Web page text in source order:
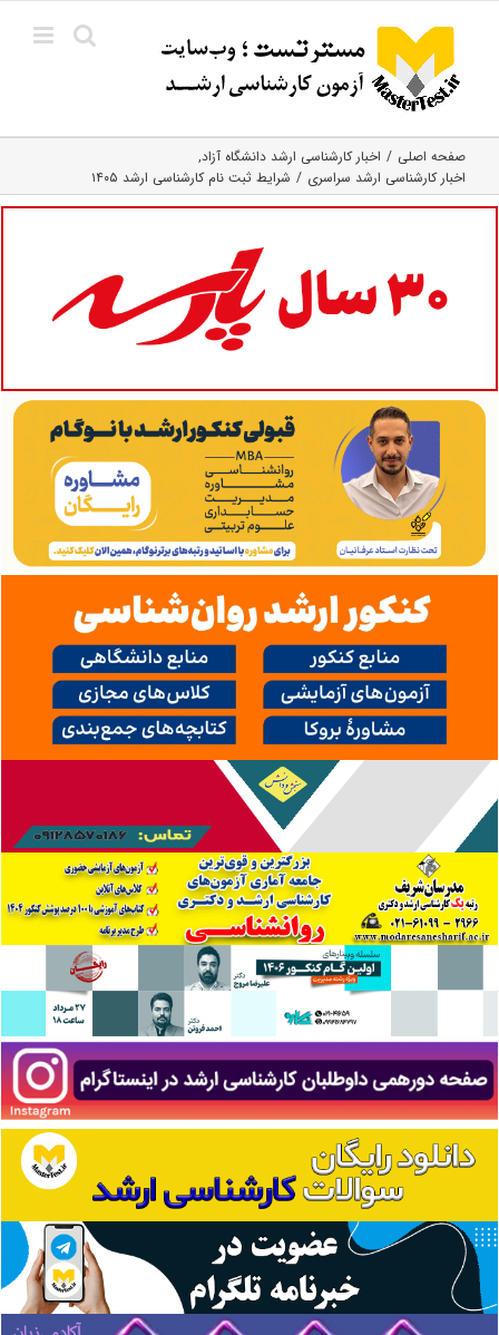
content
صفحه اصلی
اخبار کارشناسی ارشد دانشگاه آزاد
اخبار کارشناسی ارشد سراسری
شرایط ثبت نام کارشناسی ارشد ۱۴۰۵